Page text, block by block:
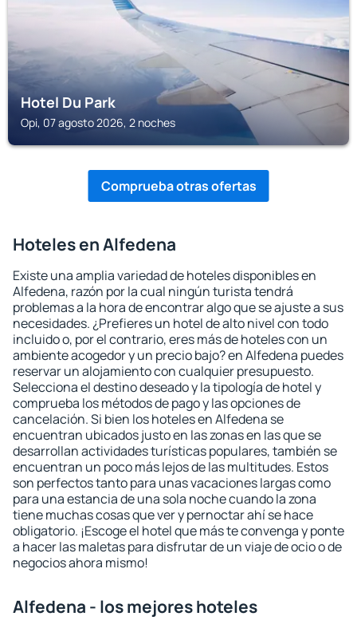
Hotel Du Park
Opi, 07 agosto 2026, 2 noches
Comprueba otras ofertas
Hoteles en Alfedena
Existe una amplia variedad de hoteles disponibles en
Alfedena, razón por la cual ningún turista tendrá
problemas a la hora de encontrar algo que se ajuste a sus
necesidades. ¿Prefieres un hotel de alto nivel con todo
incluido o, por el contrario, eres más de hoteles con un
ambiente acogedor y un precio bajo? en Alfedena puedes
reservar un alojamiento con cualquier presupuesto.
Selecciona el destino deseado y la tipología de hotel y
comprueba los métodos de pago y las opciones de
cancelación. Si bien los hoteles en Alfedena se
encuentran ubicados justo en las zonas en las que se
desarrollan actividades turísticas populares, también se
encuentran un poco más lejos de las multitudes. Estos
son perfectos tanto para unas vacaciones largas como
para una estancia de una sola noche cuando la zona
tiene muchas cosas que ver y pernoctar ahí se hace
obligatorio. ¡Escoge el hotel que más te convenga y ponte
a hacer las maletas para disfrutar de un viaje de ocio o de
negocios ahora mismo!
Alfedena - los mejores hoteles